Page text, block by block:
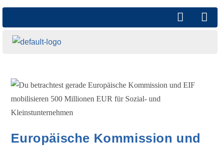
Europäische Kommission und